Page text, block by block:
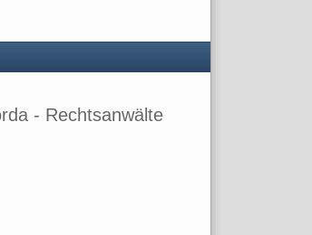
- Rechtsanwälte